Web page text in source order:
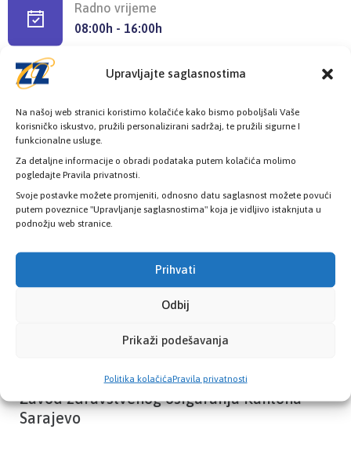
Upravljajte saglasnostima
Na našoj web stranici koristimo kolačiće kako bismo poboljšali Vaše
korisničko iskustvo, pružili personalizirani sadržaj, te pružili sigurne I
funkcionalne usluge.
Za detaljne informacije o obradi podataka putem kolačića molimo
pogledajte Pravila privatnosti.
Svoje postavke možete promjeniti, odnosno datu saglasnost možete povući
putem poveznice "Upravljanje saglasnostima" koja je vidljivo istaknjuta u
podnožju web stranice.
Prihvati
Odbij
Prikaži podešavanja
Politika kolačićaPravila privatnosti
Radno vrijeme
08:00h - 16:00h
Provjerite status vaše elektronske
zdravstvene kartice
PROVJERITE STATUS
Zavod zdravstvenog osiguranja Kantona
Sarajevo